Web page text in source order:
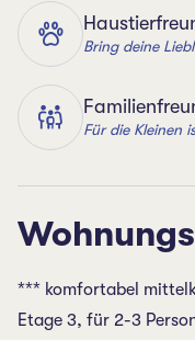
Bring deine
Für die Kleinen
*** komfortabel
Etage 3, für 2-3